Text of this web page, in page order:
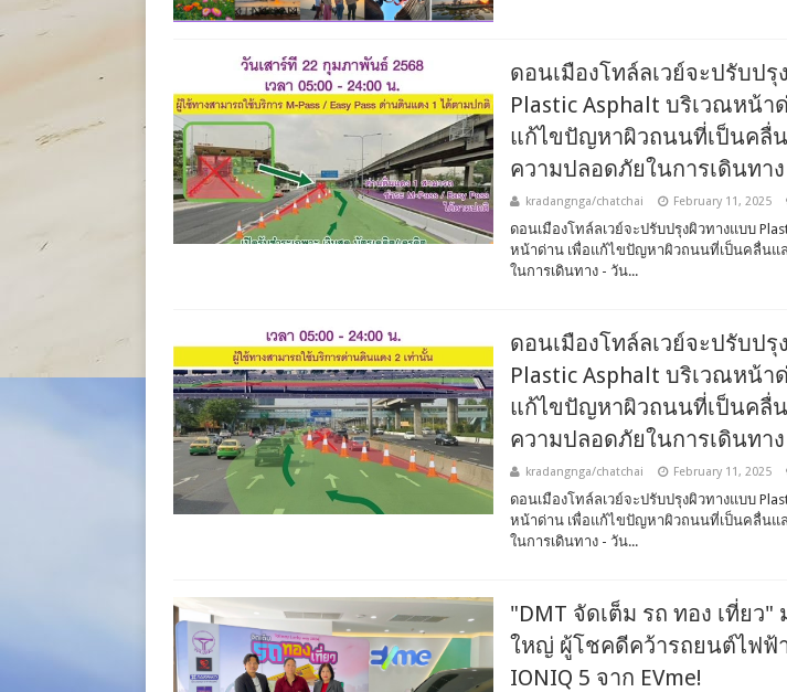
ดอนเมืองโทล์ลเวย์จะปรับปรุ
Plastic Asphalt บริเวณหน้า
แก้ไขปัญหาผิวถนนที่เป็นคลื่
ความปลอดภัยในการเดินทาง
kradangnga/chatchai February 11, 2025
ดอนเมืองโทล์ลเวย์จะปรับปรุงผิวทางแบบ
หน้าด่าน เพื่อแก้ไขปัญหาผิวถนนที่เป็นคลื่นแ
ในการเดินทาง - วัน...
ดอนเมืองโทล์ลเวย์จะปรับปรุ
Plastic Asphalt บริเวณหน้า
แก้ไขปัญหาผิวถนนที่เป็นคลื่
ความปลอดภัยในการเดินทาง
kradangnga/chatchai February 11, 2025
ดอนเมืองโทล์ลเวย์จะปรับปรุงผิวทางแบบ
หน้าด่าน เพื่อแก้ไขปัญหาผิวถนนที่เป็นคลื่นแ
ในการเดินทาง - วัน...
"DMT จัดเต็ม รถ ทอง เที่ยว"
ใหญ่ ผู้โชคดีคว้ารถยนต์ไฟฟ้
IONIQ 5 จาก EVme!